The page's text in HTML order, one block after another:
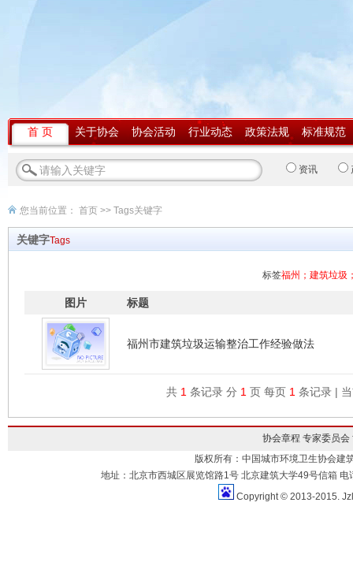
首 页 关于协会 协会活动 行业动态 政策法规 标准规范
资讯
您当前位置： 首页 >> Tags关键字
关键字Tags
标签福州；建筑垃圾
图片 标题
福州市建筑垃圾运输整治工作经验做法
共 1 条记录 分 1 页 每页 1 条记录 |
协会章程 专家委员会
版权所有：中国城市环境卫生协会建
地址：北京市西城区展览馆路1号 北京建筑大学49号信箱
Copyright © 2013-2015.